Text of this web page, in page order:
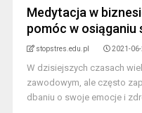
Medytacja w
pomóc w osiąganiu
stopstres.edu.pl 2021-06-
W dzisiejszych czasach
zawodowym, ale często
dbaniu o swoje emocje i